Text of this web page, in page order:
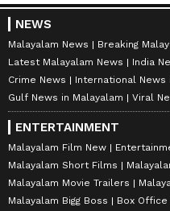
NEWS
Malayalam News
Breaking
Latest Malayalam News
India
Crime News
International News
Gulf News in Malayalam
Viral
ENTERTAINMENT
Malayalam Film New
Malayalam Short Films
Malayalam Movie Trailers
Malayalam Bigg Boss
Box